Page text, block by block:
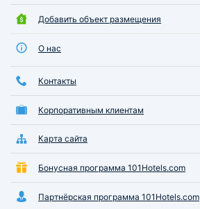
Добавить объект размещения
О нас
Контакты
Корпоративным клиентам
Карта сайта
Бонусная программа 101Hotels.com
Партнёрская программа 101Hotels.com